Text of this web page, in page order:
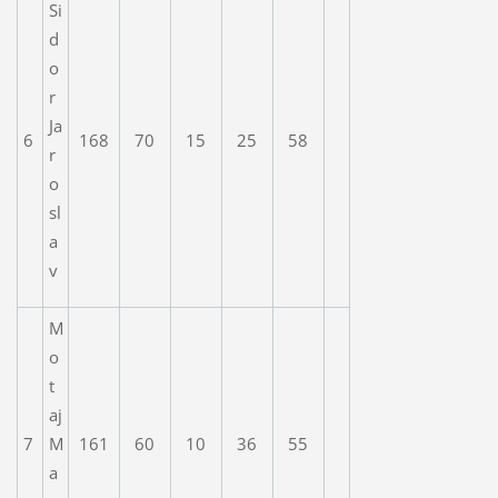
6
Si
d
o
r
Ja
r
o
sl
a
v
168 70 15 25 58
7
M
o
t
aj
M
a
161 60 10 36 55